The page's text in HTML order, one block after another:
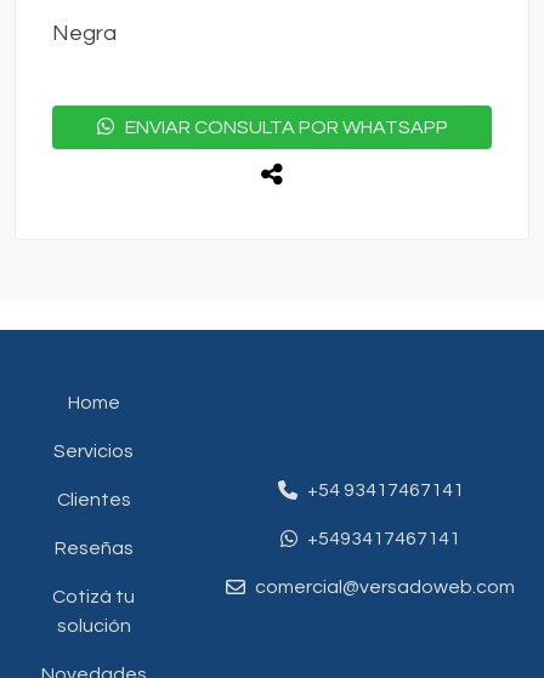
Negra
ENVIAR CONSULTA POR WHATSAPP
Home
Servicios
Clientes
Reseñas
Cotizá tu
solución
+54 93417467141
+5493417467141
comercial@versadoweb.com